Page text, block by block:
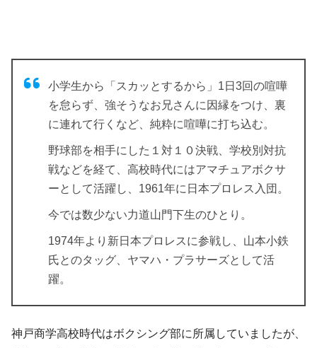
小学生から「スカッとするから」1日3回の喧嘩
を怠らず、強そうなお兄さんに因縁をつけ、裏
に連れて行くなど、純粋に喧嘩に打ち込む。
野球部を相手にした１対１０決戦、学校別対抗
戦などを経て、高校時代にはアマチュアボクサ
ーとして活躍し、1961年に日本プロレス入団。
今では数少ない力道山門下生のひとり。
1974年より新日本プロレスに参戦し、山本小鉄
氏とのタッグ、ヤマハ・プラサーズとして活
躍。
神戸商学高校時代はボクシング部に所属していましたが、